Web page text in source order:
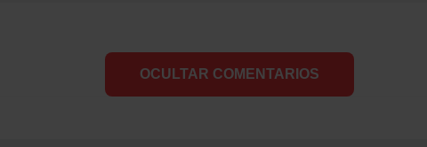
OCULTAR COMENTARIOS